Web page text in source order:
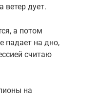
ветер дует.
а потом
падает на дно,
считаю
на